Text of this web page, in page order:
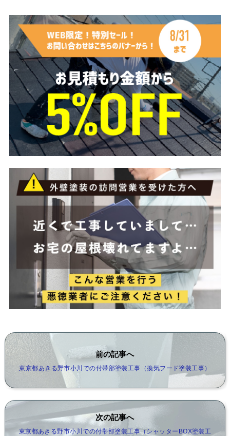
前の記事へ
東京都あきる野市小川での付帯部塗装工事（換気フード塗装工事）
次の記事へ
東京都あきる野市小川での付帯部塗装工事（シャッターBOX塗装工